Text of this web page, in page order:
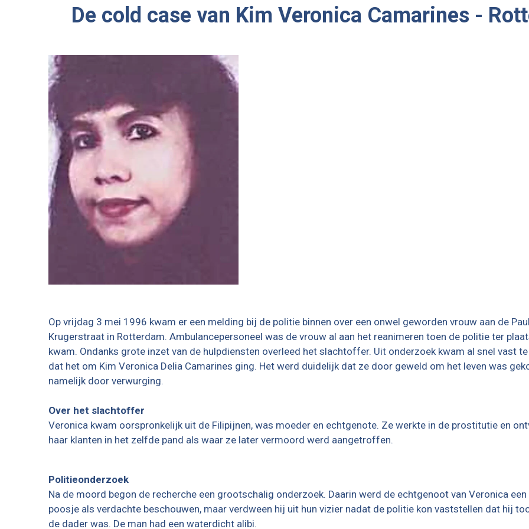
De cold case van Kim Veronica Camarines -
Op vrijdag 3 mei 1996 kwam er een melding bij de politie binnen over een onwel geworden vrouw aan de
Krugerstraat in Rotterdam. Ambulancepersoneel was de vrouw al aan het reanimeren toen de politie ter
kwam. Ondanks grote inzet van de hulpdiensten overleed het slachtoffer. Uit onderzoek kwam al snel vast
dat het om Kim Veronica Delia Camarines ging. Het werd duidelijk dat ze door geweld om het leven was
namelijk door verwurging.
Over het slachtoffer
Veronica kwam oorspronkelijk uit de Filipijnen, was moeder en echtgenote. Ze werkte in de prostitutie en
haar klanten in het zelfde pand als waar ze later vermoord werd aangetroffen.
Politieonderzoek
Na de moord begon de recherche een grootschalig onderzoek. Daarin werd de echtgenoot van Veronica een
poosje als verdachte beschouwen, maar verdween hij uit hun vizier nadat de politie kon vaststellen dat hij
de dader was. De man had een waterdicht alibi.